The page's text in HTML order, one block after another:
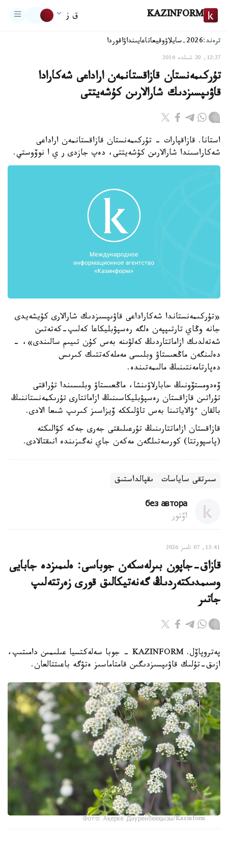
KAZINFORM ق ز
ترەند:2026-سايلاۋ وقيعاتاعايىنداۋاقوردا
12:27, 20 شىلدە 2016
تۇركىمەنستان قازاقستانمەن اراداعى شەكارادا
قاۋىپسىزدىك شارالارىن كۇشەيتتى
استانا. قازاقپارات - تۇركىمەنستان قازاقستانمەن اراداعى
شەكاراسىندا شارالارىن كۇشەيتتى، دەپ جازدى ر ي ا نوۆوستي.
«تۇركىمەنستاندا شەكاراداعى قاۋىپسىزدىك شارالارى كۇيشەيدى
جانە وڭاي تارتىپپەن ەلگە رەسپۋبليكاعا كەلىپ-كەتەتىن
شەتەلدىك ازاماتتاردىڭ كەلۋىنە بەس كۇن تىيىم سالىندى»، -
دەلىنگەن ماڭعىستاۋ وبلىسى مەملەكەتتىك كىرىس
دەپارتامەنتىنىڭ مالىمەتىندە.
ۆەدومستۆونىڭ حابارلاۋىنشا، ماڭعىستاۋ وبلىسىندا تۇراقتى
تۇراتىن قازاقستان رەسپۋبليكاسىنىڭ ازاماتتارى تۇرىكمەنستاننىڭ
بالقان ءۋالاياتىنا بەس تاۋلىككە ۆيزاسىز كىرىپ شىعا الادى.
قازاقستان ازاماتتارىنىڭ تۇرعىلىقتى جەرى جەكە كۋالىكتە
(پاسپورتتا) كورسەتىلگەن مەكەن جاي نەگىزىندە انىقتالادى.
سىرتقى ساياسات ىقپالداستىق
без автора
اۆتور
13:41, 07 تامىز 2026
قازاق-جاپون بىرلەسكەن جوباسى: ەلىمىزدە جابايى
وسىمدىكتەردىڭ گەنەتيكالىق قورى زەرتتەلىپ
جاتىر
پەتروپاۆل. KAZINFORM - جوبا سەلەكتسيا عىلىمىن دامىتىپ،
ازىق-تۇلىك قاۋىپسىزدىگىن قامتاماسىز ەتۋگە باعىتتالعان.
Фото: Ақерке Дәуренбекқызы/Kazinform